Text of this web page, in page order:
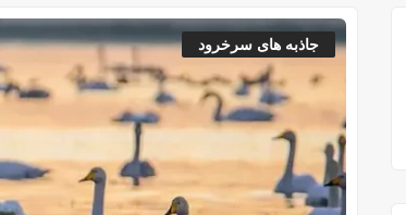
جاذبه های سرخرود